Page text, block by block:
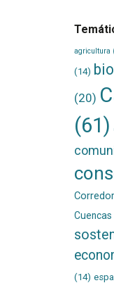
agricultura
(14)
(20)
(61)
(14)